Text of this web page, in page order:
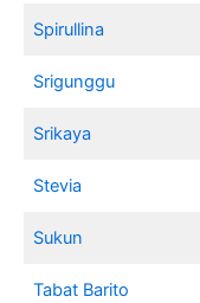
Spirullina
Srigunggu
Srikaya
Stevia
Sukun
Tabat Barito